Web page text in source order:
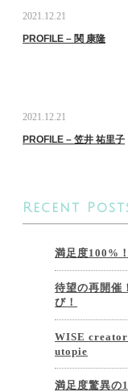
2021.12.21
PROFILE – 関 康隆
2021.12.21
PROFILE – 笠井 祐里子
Recent
満足度100%
待望の再開催
び！
WISE
utopie
満足度驚異の